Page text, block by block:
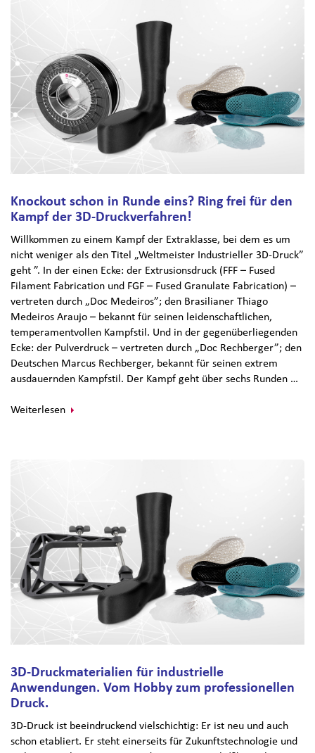
Knockout schon in Runde eins? Ring frei für den
Kampf der 3D-Druckverfahren!
Willkommen zu einem Kampf der Extraklasse, bei dem es um
nicht weniger als den Titel „Weltmeister Industrieller 3D-Druck”
geht ”. In der einen Ecke: der Extrusionsdruck (FFF – Fused
Filament Fabrication und FGF – Fused Granulate Fabrication) –
vertreten durch „Doc Medeiros”; den Brasilianer Thiago
Medeiros Araujo – bekannt für seinen leidenschaftlichen,
temperamentvollen Kampfstil. Und in der gegenüberliegenden
Ecke: der Pulverdruck – vertreten durch „Doc Rechberger”; den
Deutschen Marcus Rechberger, bekannt für seinen extrem
ausdauernden Kampfstil. Der Kampf geht über sechs Runden …
Weiterlesen
3D-Druckmaterialien für industrielle
Anwendungen. Vom Hobby zum professionellen
Druck.
3D-Druck ist beeindruckend vielschichtig: Er ist neu und auch
schon etabliert. Er steht einerseits für Zukunftstechnologie und